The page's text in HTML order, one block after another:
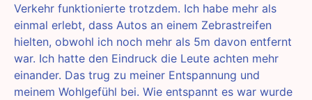
Verkehr funktionierte trotzdem. Ich habe mehr als
einmal erlebt, dass Autos an einem Zebrastreifen
hielten, obwohl ich noch mehr als 5m davon entfernt
war. Ich hatte den Eindruck die Leute achten mehr
einander. Das trug zu meiner Entspannung und
meinem Wohlgefühl bei. Wie entspannt es war wurde